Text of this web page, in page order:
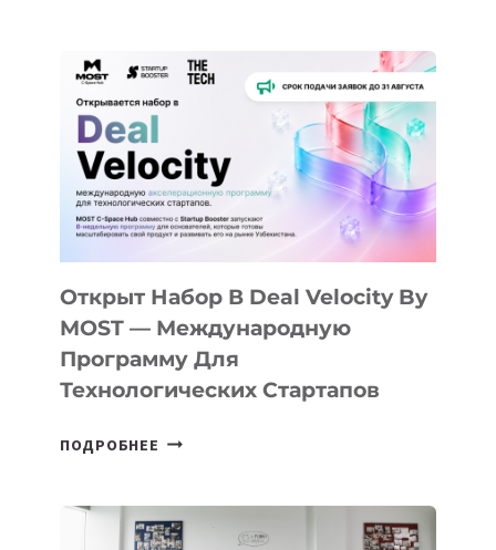
АЛМАТЫ:
КАК
AI
YOUTH
CAMP
ДАЛ
30
ПОДРОСТКАМ
БИЛЕТ
В
ПРЕДПРИНИМАТЕЛЬСТВО
Открыт Набор В Deal Velocity By
MOST — Международную
Программу Для
Технологических Стартапов
ПОДРОБНЕЕ ОТКРЫТ
DEAL